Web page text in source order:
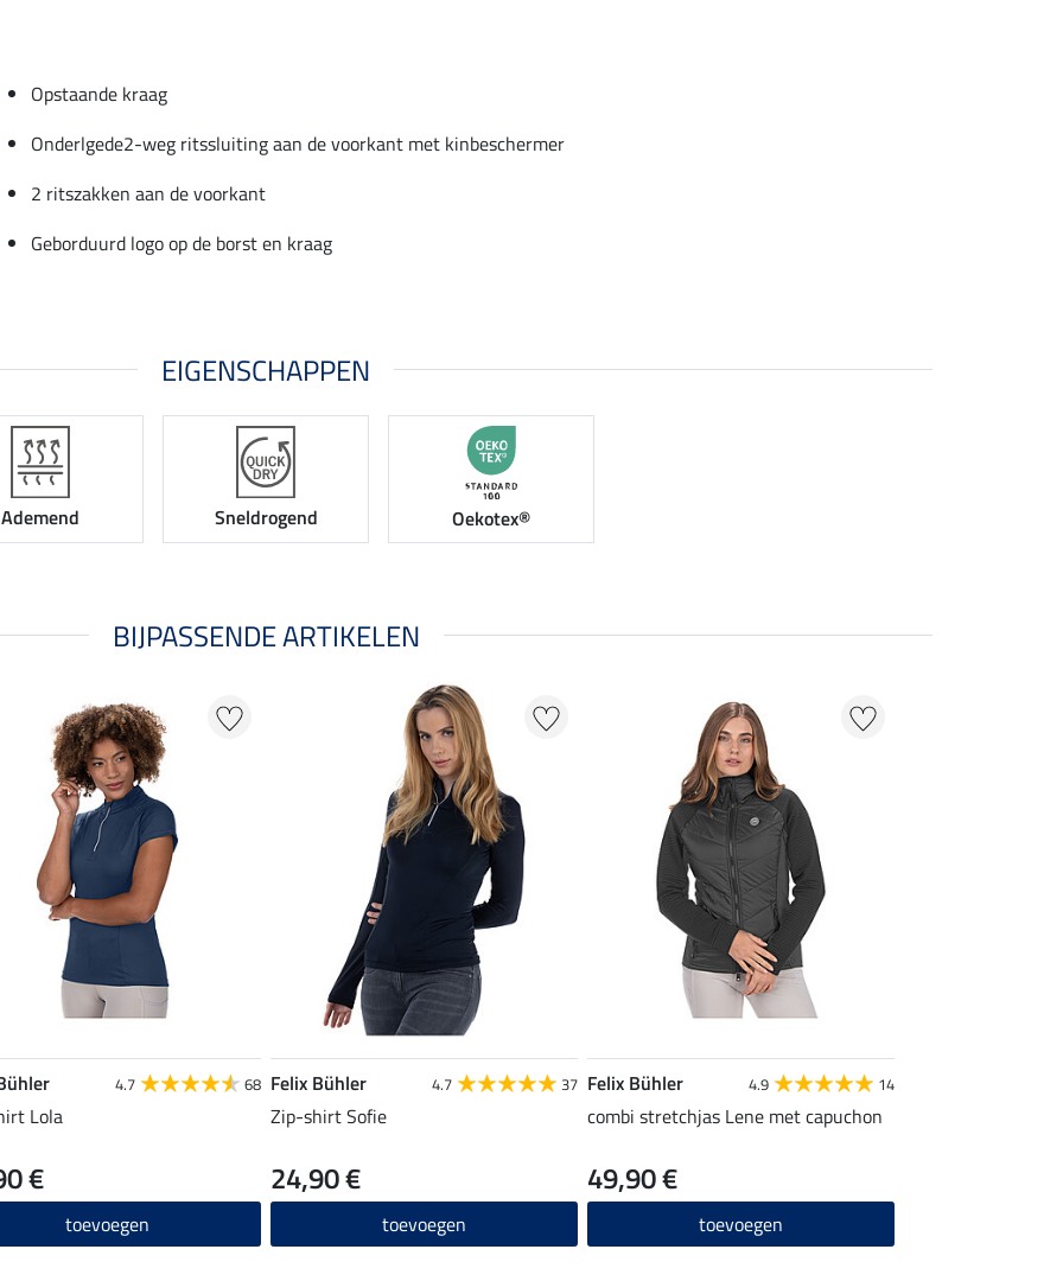
Opstaande kraag
Onderlgede2-weg ritssluiting aan de voorkant met kinbeschermer
2 ritszakken aan de voorkant
Geborduurd logo op de borst en kraag
EIGENSCHAPPEN
Ademend Sneldrogend Oekotex®
BIJPASSENDE ARTIKELEN
4.7 68
Lola
€
toevoegen
Felix Bühler 4.7 37
Zip-shirt Sofie
24,90 €
toevoegen
Felix Bühler 4.9 14
combi stretchjas Lene met capuchon
49,90 €
toevoegen